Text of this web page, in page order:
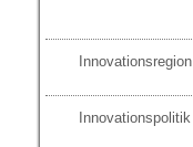
Innovationsregion
Innovationspolitik